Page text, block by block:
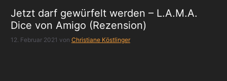
Jetzt darf gewürfelt werden – L.A.M.A.
Dice von Amigo (Rezension)
12. Februar 2021 von Christiane Köstlinger